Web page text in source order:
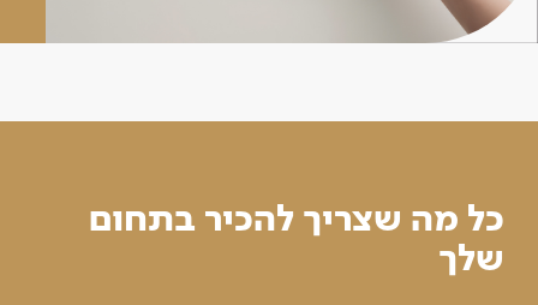
כל מה שצריך להכיר בתחום
שלך